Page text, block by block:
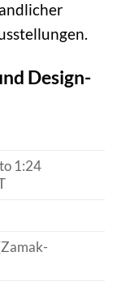
Design-
1:24